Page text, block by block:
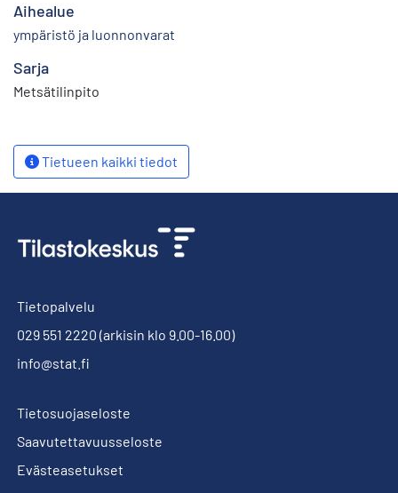
Aihealue
ympäristö ja luonnonvarat
Sarja
Metsätilinpito
Tietueen kaikki tiedot
Tietopalvelu
029 551 2220 (arkisin klo 9.00-16.00)
info@stat.fi
Tietosuojaseloste
Saavutettavuusseloste
Evästeasetukset